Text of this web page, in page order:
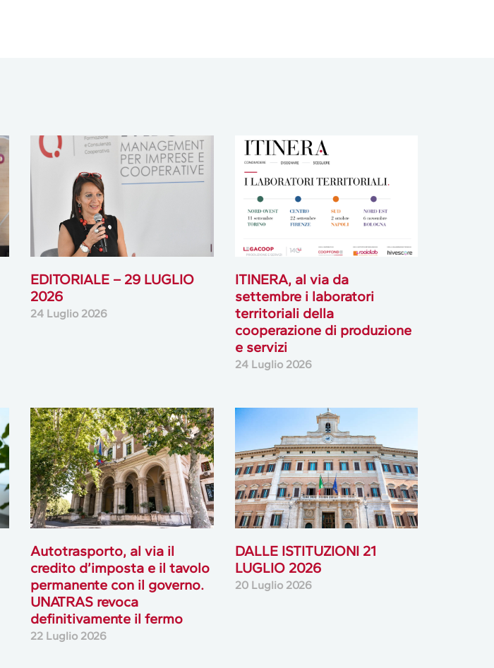
EDITORIALE – 29 LUGLIO
2026
24 Luglio 2026
ITINERA, al via da
settembre i laboratori
territoriali della
cooperazione di produzione
e servizi
24 Luglio 2026
Autotrasporto, al via il
credito d’imposta e il tavolo
permanente con il governo.
UNATRAS revoca
definitivamente il fermo
22 Luglio 2026
DALLE ISTITUZIONI 21
LUGLIO 2026
20 Luglio 2026